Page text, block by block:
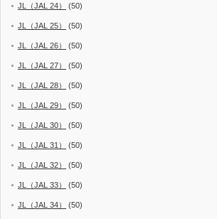
JL（JAL 24） (50)
JL（JAL 25） (50)
JL（JAL 26） (50)
JL（JAL 27） (50)
JL（JAL 28） (50)
JL（JAL 29） (50)
JL（JAL 30） (50)
JL（JAL 31） (50)
JL（JAL 32） (50)
JL（JAL 33） (50)
JL（JAL 34） (50)